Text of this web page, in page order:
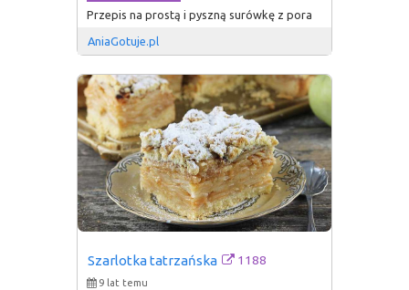
Przepis na prostą i pyszną surówkę z pora
AniaGotuje.pl
Szarlotka tatrzańska 1188
9 lat temu